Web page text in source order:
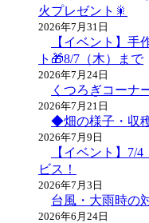
火プレゼント🎇
2026年7月31日
【イベント】手
ト🎁8/7（木）まで
2026年7月24日
くつろぎコーナ
2026年7月21日
◆畑の様子・収
2026年7月9日
【イベント】7/
ビス！
2026年7月3日
台風・大雨時の
2026年6月24日